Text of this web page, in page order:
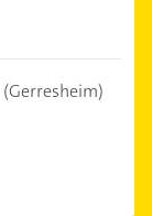
(Gerresheim)